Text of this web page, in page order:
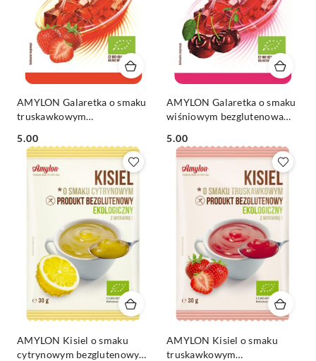
AMYLON Galaretka o smaku
truskawkowym
Cena:
5.00
AMYLON Galaretka o smaku
wiśniowym bezglutenowa
Cena:
5.00
AMYLON Kisiel o smaku
cytrynowym bezglutenowy
AMYLON Kisiel o smaku
truskawkowym